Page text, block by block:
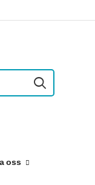
oss